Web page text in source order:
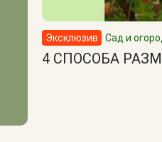
Эксклюзив Сад и
4 СПОСОБА